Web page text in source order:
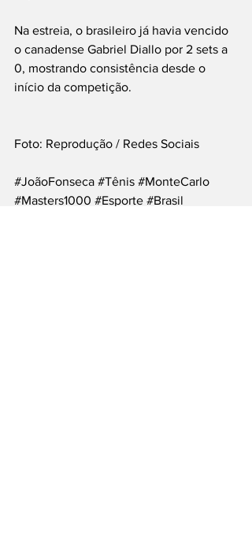
Na estreia, o brasileiro já havia vencido
o canadense Gabriel Diallo por 2 sets a
0, mostrando consistência desde o
início da competição.
Foto: Reprodução / Redes Sociais
#JoãoFonseca #Tênis #MonteCarlo
#Masters1000 #Esporte #Brasil